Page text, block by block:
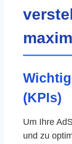
(KPIs)
Um Ihre
und zu